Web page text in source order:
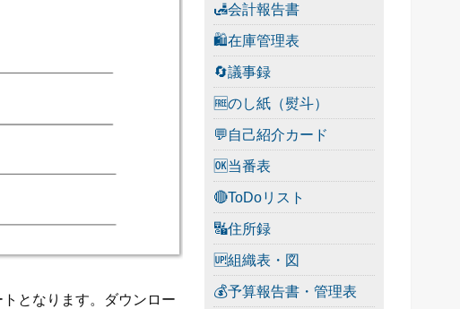
となります。ダウンロー
🛃会計報告書
🛍在庫管理表
🔄議事録
🆓のし紙（熨斗）
💬自己紹介カード
🆗当番表
🔴ToDoリスト
🔣住所録
🆙組織表・図
💰予算報告書・管理表